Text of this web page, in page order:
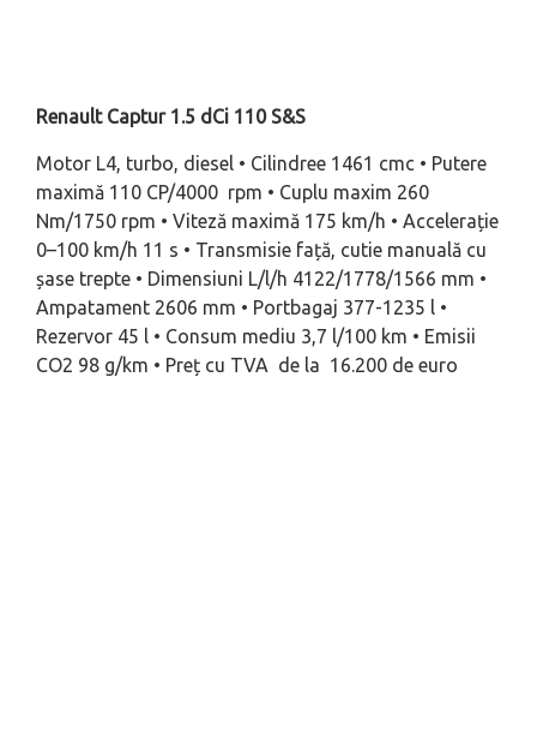
Renault Captur 1.5 dCi 110 S&S
Motor L4, turbo, diesel • Cilindree 1461 cmc • Putere
maximă 110 CP/4000 rpm • Cuplu maxim 260
Nm/1750 rpm • Viteză maximă 175 km/h • Accelerație
0–100 km/h 11 s • Transmisie față, cutie manuală cu
șase trepte • Dimensiuni L/l/h 4122/1778/1566 mm •
Ampatament 2606 mm • Portbagaj 377-1235 l •
Rezervor 45 l • Consum mediu 3,7 l/100 km • Emisii
CO2 98 g/km • Preț cu TVA de la 16.200 de euro